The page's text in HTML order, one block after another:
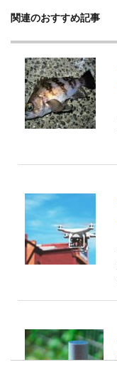
関連のおすすめ記事